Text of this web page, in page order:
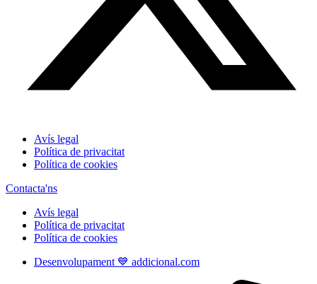
Avís legal
Política de privacitat
Política de cookies
Contacta'ns
Avís legal
Política de privacitat
Política de cookies
Desenvolupament 💙 addicional.com